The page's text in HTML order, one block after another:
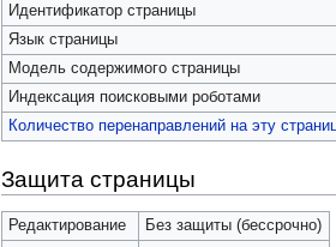
Идентификатор страницы
Язык страницы
Модель содержимого страницы
Индексация поисковыми роботами
Количество перенаправлений на эту
Защита страницы
Редактирование
Без защиты (бессрочно)